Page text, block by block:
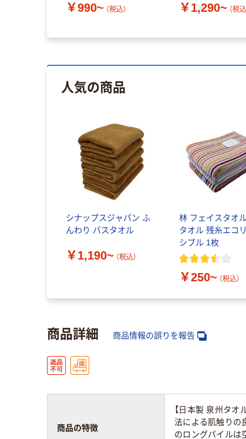
￥990~ （税込） ￥1,290~ （税込
人気の商品
シナップスジャパン ふ
んわり バスタオル
￥1,190~ （税込）
林 フェイスタオ
タオル 残糸エコ
シブル 1枚
￥250~ （税込）
商品詳細 商品情報の誤りを報告
商品の特徴
【日本製 泉州タ
法による肌触りの
のロングパイルは